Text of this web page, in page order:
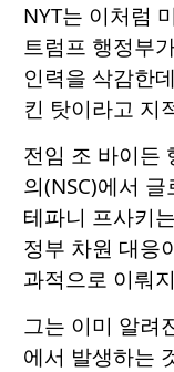
NYT는 이처럼
트럼프 행정부
인력을 삭감한
킨 탓이라고 지
전임 조 바이든
의(NSC)에서
테파니 프사키
정부 차원 대응
과적으로 이뤄
그는 이미 알려
에서 발생하는